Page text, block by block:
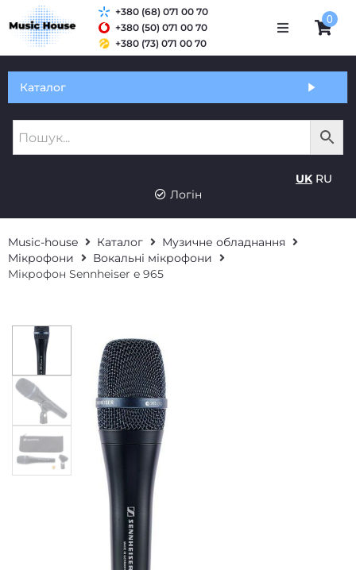
Оплата і доставка
+380 (68) 071 00 70
+380 (50) 071 00 70
+380 (73) 071 00 70
0
Каталог
UK RU
Логін
Music-house Каталог
Музичне обладнання
Мікрофони
Вокальні мікрофони
Мікрофон Sennheiser e 965